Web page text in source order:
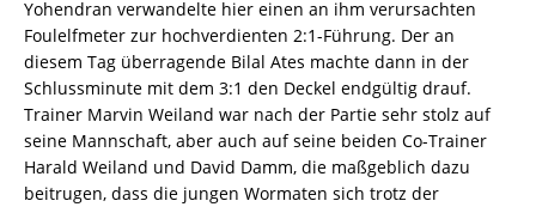
Yohendran verwandelte hier einen an ihm verursachten
Foulelfmeter zur hochverdienten 2:1-Führung. Der an
diesem Tag überragende Bilal Ates machte dann in der
Schlussminute mit dem 3:1 den Deckel endgültig drauf.
Trainer Marvin Weiland war nach der Partie sehr stolz auf
seine Mannschaft, aber auch auf seine beiden Co-Trainer
Harald Weiland und David Damm, die maßgeblich dazu
beitrugen, dass die jungen Wormaten sich trotz der